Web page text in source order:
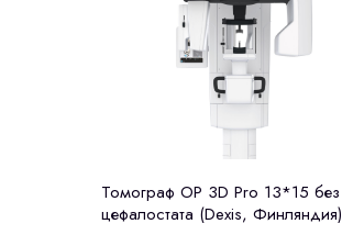
Томограф OP 3D Pro 13*15 без
цефалостата (Dexis, Финляндия)